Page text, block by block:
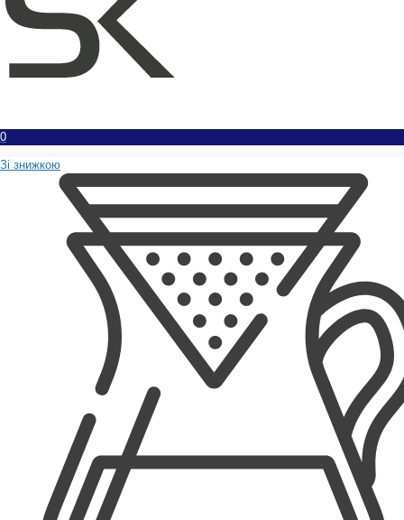
0
Зі знижкою